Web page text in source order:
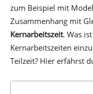
zum Beispiel mit
Zusammenhang mit
Kernarbeitszeit. Was
Kernarbeitszeiten
Teilzeit? Hier erfährst